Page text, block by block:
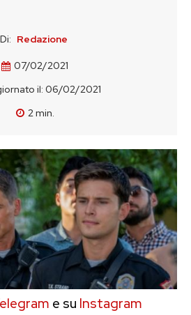
Di: Redazione
07/02/2021
il: 06/02/2021
2min.
e su Instagram